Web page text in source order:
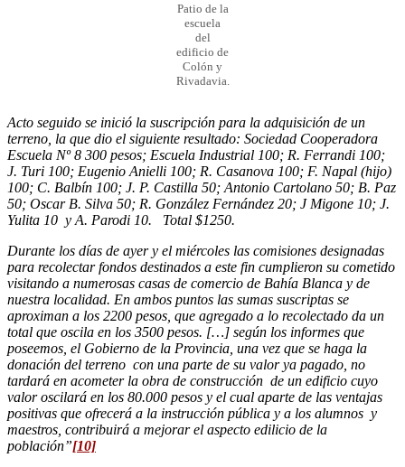
Patio de la
escuela
del
edificio de
Colón y
Rivadavia.
Acto seguido se inició la suscripción para la adquisición de un
terreno, la que dio el siguiente resultado: Sociedad Cooperadora
Escuela Nº 8 300 pesos; Escuela Industrial 100; R. Ferrandi 100;
J. Turi 100; Eugenio Anielli 100; R. Casanova 100; F. Napal (hijo)
100; C. Balbín 100; J. P. Castilla 50; Antonio Cartolano 50; B. Paz
50; Oscar B. Silva 50; R. González Fernández 20; J Migone 10; J.
Yulita 10 y A. Parodi 10. Total $1250.
Durante los días de ayer y el miércoles las comisiones designadas
para recolectar fondos destinados a este fin cumplieron su cometido
visitando a numerosas casas de comercio de Bahía Blanca y de
nuestra localidad. En ambos puntos las sumas suscriptas se
aproximan a los 2200 pesos, que agregado a lo recolectado da un
total que oscila en los 3500 pesos. […] según los informes que
poseemos, el Gobierno de la Provincia, una vez que se haga la
donación del terreno con una parte de su valor ya pagado, no
tardará en acometer la obra de construcción de un edificio cuyo
valor oscilará en los 80.000 pesos y el cual aparte de las ventajas
positivas que ofrecerá a la instrucción pública y a los alumnos y
maestros, contribuirá a mejorar el aspecto edilicio de la
población”[10]